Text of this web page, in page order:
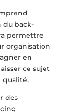
du back-
permettre
organisation
en
ce sujet
qualité.
des